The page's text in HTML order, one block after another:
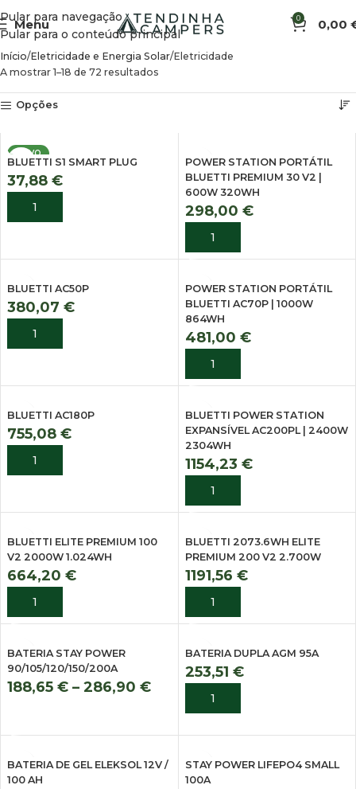
Pular para navegação
Pular para o conteúdo principal
Menu 0 0,00
Início Eletricidade e Energia Solar Eletricidade
A mostrar 1–18 de 72 resultados
Opções
NOVO
BLUETTI S1 SMART PLUG
37,88 €
ADICIONAR
POWER STATION PORTÁTIL
BLUETTI PREMIUM 30 V2 |
600W 320WH
298,00 €
ADICIONAR
BLUETTI AC50P
380,07 €
ADICIONAR
POWER STATION PORTÁTIL
BLUETTI AC70P | 1000W
864WH
481,00 €
ADICIONAR
BLUETTI AC180P
755,08 €
ADICIONAR
BLUETTI POWER STATION
EXPANSÍVEL AC200PL | 2400W
2304WH
1154,23 €
ADICIONAR
BLUETTI ELITE PREMIUM 100
V2 2000W 1.024WH
664,20 €
ADICIONAR
BLUETTI 2073.6WH ELITE
PREMIUM 200 V2 2.700W
1191,56 €
ADICIONAR
BATERIA STAY POWER
90/105/120/150/200A
188,65 € – 286,90 €
BATERIA DUPLA AGM 95A
253,51 €
ADICIONAR
BATERIA DE GEL ELEKSOL 12V /
100 AH
STAY POWER LIFEPO4 SMALL
100A